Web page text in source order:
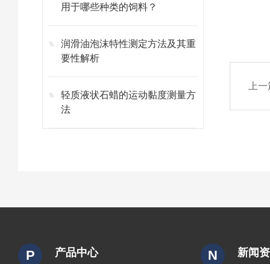
用于哪些种类的饲料？
润滑油泡沫特性测定方法及其重
要性解析
轻质液状石蜡的运动黏度测量方
法
上
P 产品中心 N 新闻